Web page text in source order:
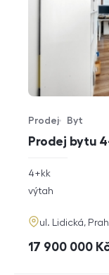
Prodej bytu
Typ nabídky
Prodej
Typ nemovitosti
Byt
rozměry
dispozice
4+kk
funkce
výtah
adresa
ul. Lidická,
cena
17 900 000